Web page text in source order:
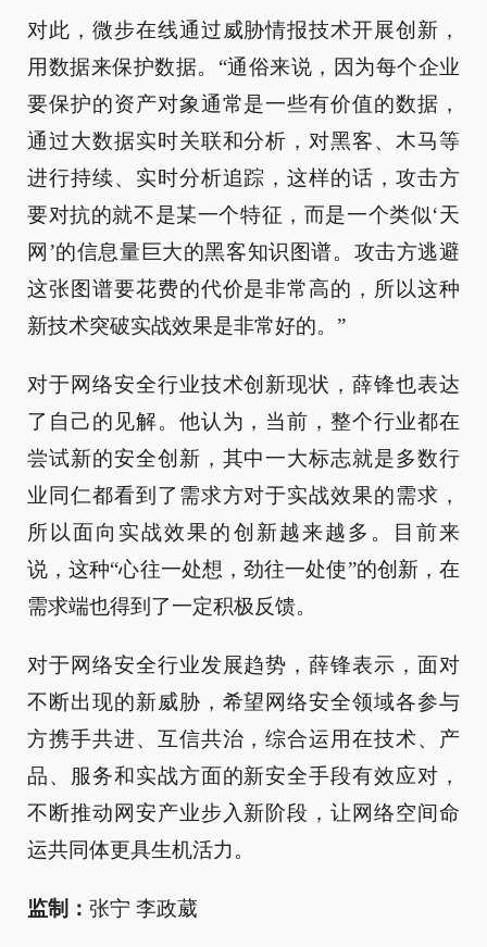
对此，微步在线通过威胁情报技术开展创新，
用数据来保护数据。“通俗来说，因为每个企业
要保护的资产对象通常是一些有价值的数据，
通过大数据实时关联和分析，对黑客、木马等
进行持续、实时分析追踪，这样的话，攻击方
要对抗的就不是某一个特征，而是一个类似‘天
网’的信息量巨大的黑客知识图谱。攻击方逃避
这张图谱要花费的代价是非常高的，所以这种
新技术突破实战效果是非常好的。”
对于网络安全行业技术创新现状，薛锋也表达
了自己的见解。他认为，当前，整个行业都在
尝试新的安全创新，其中一大标志就是多数行
业同仁都看到了需求方对于实战效果的需求，
所以面向实战效果的创新越来越多。目前来
说，这种“心往一处想，劲往一处使”的创新，在
需求端也得到了一定积极反馈。
对于网络安全行业发展趋势，薛锋表示，面对
不断出现的新威胁，希望网络安全领域各参与
方携手共进、互信共治，综合运用在技术、产
品、服务和实战方面的新安全手段有效应对，
不断推动网安产业步入新阶段，让网络空间命
运共同体更具生机活力。
监制： 张宁 李政葳